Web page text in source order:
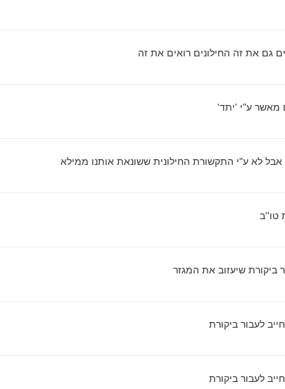
גם את זה החילונים רואים את זה
מאשר ע"י 'יתד'
אבל לא ע"י התקשורת החילונית ששונאת אותנו ממילא
טו''ב
ביקורת שיעזוב את המגזר
לעבור ביקורת
לעבור ביקורת